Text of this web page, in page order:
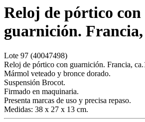
Reloj de pórtico con
guarnición. Francia,
Lote 97 (40047498)
Reloj de pórtico con guarnición. Francia,
Mármol veteado y bronce dorado.
Suspensión Brocot.
Firmado en maquinaria.
Presenta marcas de uso y precisa repaso.
Medidas: 38 x 27 x 13 cm.